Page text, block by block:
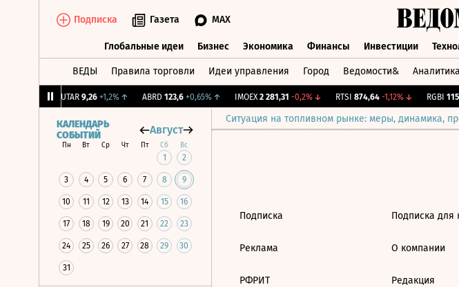
Подписка Газета MAX
Глобальные идеи Бизнес Экономика Финансы Инвестиции
ВЕДЫ Правила торговли Идеи управления Город Ведомости& Аналитика
UTAR 9,26 +1,2%↑ ABRD 123,6 +0,65%↑ IMOEX 2 281,31 -0,2%↓ RTSI 874,64 -1,12%↓ RGBI
Ситуация на топливном рынке: меры, динамика,
КАЛЕНДАРЬ
СОБЫТИЙ
Август
Пн Вт Ср Чт Пт Сб Вс
1 2
3 4 5 6 7 8 9
10 11 12 13 14 15 16
17 18 19 20 21 22 23
24 25 26 27 28 29 30
31
Подписка
Реклама
РФРИТ
Подписка для
О компании
Редакция